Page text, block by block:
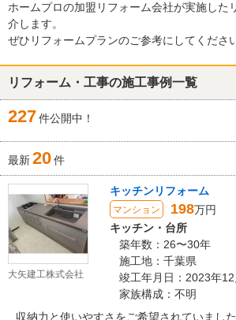
ホームプロの加盟リフォーム会社が実施した
介します。
ぜひリフォームプランのご参考にしてください
リフォーム・工事の施工事例一覧
227件公開中！
最新20件
大矢建工株式会社
キッチンリフォーム
マンション 198万円
キッチン・台所
築年数：26〜30年
施工地：千葉県
竣工年月日：2023年12
家族構成：不明
収納力と使いやすさをご希望されていました。 「らくパ